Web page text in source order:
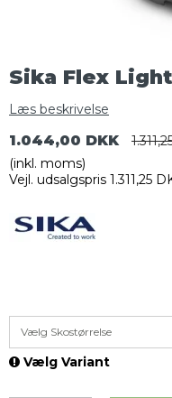
Sika Flex
Læs beskrivelse
1.044,00 DKK
(inkl. moms)
Vejl. udsalgspris 1.311,25
Vælg Skostørrelse
Vælg Variant